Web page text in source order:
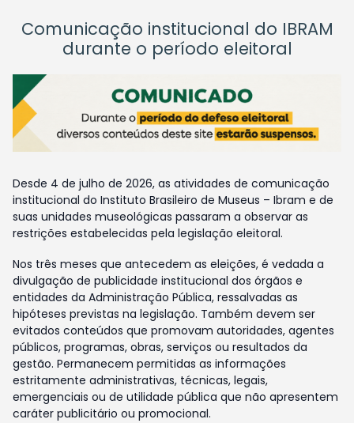
Comunicação institucional do IBRAM
durante o período eleitoral
Desde 4 de julho de 2026, as atividades de comunicação
institucional do Instituto Brasileiro de Museus – Ibram e de
suas unidades museológicas passaram a observar as
restrições estabelecidas pela legislação eleitoral.
Nos três meses que antecedem as eleições, é vedada a
divulgação de publicidade institucional dos órgãos e
entidades da Administração Pública, ressalvadas as
hipóteses previstas na legislação. Também devem ser
evitados conteúdos que promovam autoridades, agentes
públicos, programas, obras, serviços ou resultados da
gestão. Permanecem permitidas as informações
estritamente administrativas, técnicas, legais,
emergenciais ou de utilidade pública que não apresentem
caráter publicitário ou promocional.